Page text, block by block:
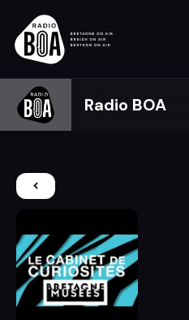
Radio BOA